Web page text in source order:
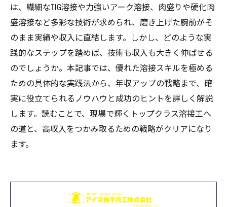
は、繊細なTIG溶接や力強いアーク溶接、肉盛りや硬化肉
盛溶接など多彩な技術が求められ、磨き上げた腕前がそ
のまま実績や収入に直結します。しかし、どのような実
践的なステップを踏めば、技術も収入も大きく伸ばせる
のでしょうか。本記事では、優れた溶接スキルを極める
ための具体的な実践法から、年収アップの戦略まで、確
実に役立てられるノウハウと成功のヒントを詳しく解説
します。読むことで、現場で輝くトップクラス溶接工へ
の道と、高収入をつかみ取るための戦略がクリアになり
ます。